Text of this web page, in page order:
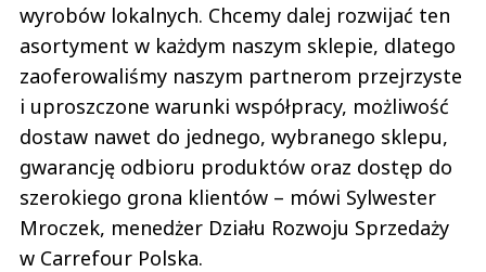
wyrobów lokalnych. Chcemy dalej rozwijać ten
asortyment w każdym naszym sklepie, dlatego
zaoferowaliśmy naszym partnerom przejrzyste
i uproszczone warunki współpracy, możliwość
dostaw nawet do jednego, wybranego sklepu,
gwarancję odbioru produktów oraz dostęp do
szerokiego grona klientów – mówi Sylwester
Mroczek, menedżer Działu Rozwoju Sprzedaży
w Carrefour Polska.